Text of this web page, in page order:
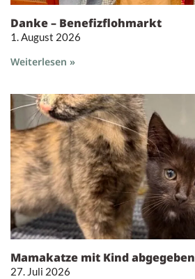
Danke – Benefizflohmarkt
1. August 2026
Weiterlesen »
Mamakatze mit Kind abgegeben
27. Juli 2026